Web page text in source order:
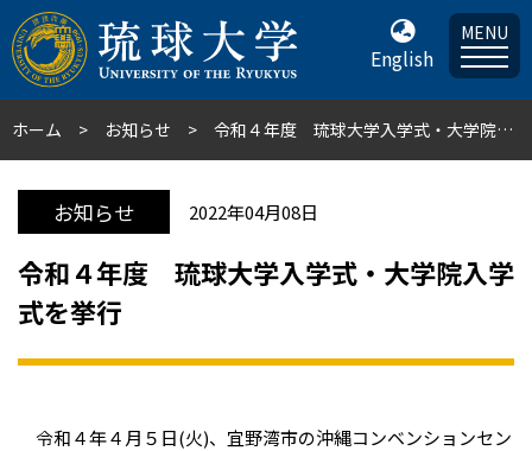
English
MENU
ホーム お知らせ 令和４年度 琉球大学入学式・大学院入学式を挙行
お知らせ 2022年04月08日
令和４年度 琉球大学入学式・大学院入学
式を挙行
令和４年４月５日(火)、宜野湾市の沖縄コンベンションセン